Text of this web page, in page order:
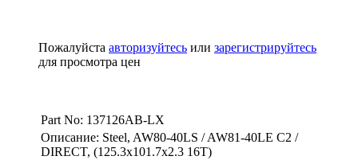
Пожалуйста авторизуйтесь или зарегистрируйтесь
для просмотра цен
Part No: 137126AB-LX
Описание: Steel, AW80-40LS / AW81-40LE С2 /
DIRECT, (125.3x101.7x2.3 16T)